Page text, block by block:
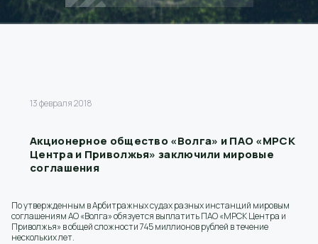
13 февраля 2018
Акционерное общество «Волга» и ПАО «МРСК
Центра и Приволжья» заключили мировые
соглашения
По утвержденным в Арбитражных судах разных инстанций мировым
соглашениям АО «Волга» обязуется выплатить ПАО «МРСК Центра и
Приволжья» в общей сложности 745 миллионов рублей в течение
нескольких лет.